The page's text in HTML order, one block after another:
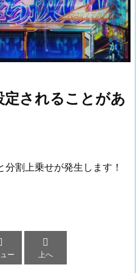
されることがあ
割上乗せが発生します！
ー

上へ